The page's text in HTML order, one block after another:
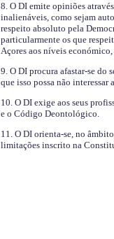
8. O DI emite opiniões
inalienáveis, como sejam
respeito absoluto pela
particularmente os que
Açores aos níveis
9. O DI procura afastar-se do
que isso possa não
10. O DI exige aos seus
e o Código Deontológico.
11. O DI orienta-se, no
limitações inscrito na